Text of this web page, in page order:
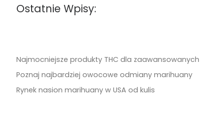
Ostatnie Wpisy:
Najmocniejsze produkty THC dla zaawansowanych
Poznaj najbardziej owocowe odmiany marihuany
Rynek nasion marihuany w USA od kulis